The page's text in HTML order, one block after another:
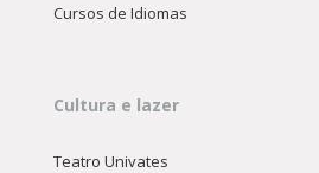
Cursos de Idiomas
Cultura e lazer
Teatro Univates